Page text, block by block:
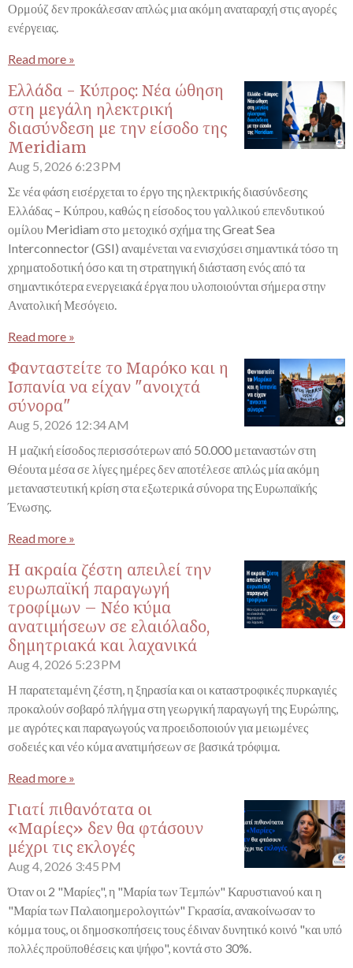
Ορμούζ δεν προκάλεσαν απλώς μια ακόμη αναταραχή στις αγορές
ενέργειας.
Read more »
Ελλάδα - Κύπρος: Νέα ώθηση
στη μεγάλη ηλεκτρική
διασύνδεση με την είσοδο της
Meridiam
Aug 5, 2026 6:23 PM
Σε νέα φάση εισέρχεται το έργο της ηλεκτρικής διασύνδεσης
Ελλάδας – Κύπρου, καθώς η είσοδος του γαλλικού επενδυτικού
ομίλου Meridiam στο μετοχικό σχήμα της Great Sea
Interconnector (GSI) αναμένεται να ενισχύσει σημαντικά τόσο τη
χρηματοδοτική όσο και τη στρατηγική διάσταση ενός από τα
σημαντικότερα ενεργειακά έργα που υλοποιούνται σήμερα στην
Ανατολική Μεσόγειο.
Read more »
Φανταστείτε το Μαρόκο και η
Ισπανία να είχαν "ανοιχτά
σύνορα"
Aug 5, 2026 12:34 AM
Η μαζική είσοδος περισσότερων από 50.000 μεταναστών στη
Θέουτα μέσα σε λίγες ημέρες δεν αποτέλεσε απλώς μία ακόμη
μεταναστευτική κρίση στα εξωτερικά σύνορα της Ευρωπαϊκής
Ένωσης.
Read more »
Η ακραία ζέστη απειλεί την
ευρωπαϊκή παραγωγή
τροφίμων – Νέο κύμα
ανατιμήσεων σε ελαιόλαδο,
δημητριακά και λαχανικά
Aug 4, 2026 5:23 PM
Η παρατεταμένη ζέστη, η ξηρασία και οι καταστροφικές πυρκαγιές
προκαλούν σοβαρό πλήγμα στη γεωργική παραγωγή της Ευρώπης,
με αγρότες και παραγωγούς να προειδοποιούν για μειωμένες
σοδειές και νέο κύμα ανατιμήσεων σε βασικά τρόφιμα.
Read more »
Γιατί πιθανότατα οι
«Μαρίες» δεν θα φτάσουν
μέχρι τις εκλογές
Aug 4, 2026 3:45 PM
Όταν οι 2 "Μαρίες", η "Μαρία των Τεμπών" Καρυστιανού και η
"Μαρία των Παλαιοημερολογιτών" Γκρασία, ανακοίνωσαν το
κόμμα τους, οι δημοσκοπήσεις τους έδιναν δυνητικό κοινό "και υπό
πολλές προϋποθέσεις και ψήφο", κοντά στο 30%.